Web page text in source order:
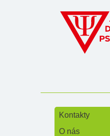
Kontakty
O nás